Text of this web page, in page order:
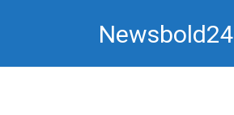
Newsbold24